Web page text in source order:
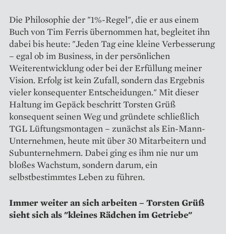
Die Philosophie der "1%-Regel", die er aus einem
Buch von Tim Ferris übernommen hat, begleitet ihn
dabei bis heute: "Jeden Tag eine kleine Verbesserung
– egal ob im Business, in der persönlichen
Weiterentwicklung oder bei der Erfüllung meiner
Vision. Erfolg ist kein Zufall, sondern das Ergebnis
vieler konsequenter Entscheidungen." Mit dieser
Haltung im Gepäck beschritt Torsten Grüß
konsequent seinen Weg und gründete schließlich
TGL Lüftungsmontagen – zunächst als Ein-Mann-
Unternehmen, heute mit über 30 Mitarbeitern und
Subunternehmern. Dabei ging es ihm nie nur um
bloßes Wachstum, sondern darum, ein
selbstbestimmtes Leben zu führen.
Immer weiter an sich arbeiten – Torsten Grüß
sieht sich als "kleines Rädchen im Getriebe"